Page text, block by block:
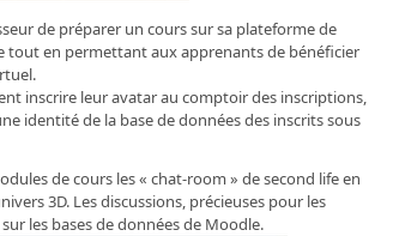
de préparer un cours sur sa plateforme de
tout en permettant aux apprenants de bénéficier
inscrire leur avatar au comptoir des inscriptions,
identité de la base de données des inscrits sous
de cours les « chat-room » de second life en
3D. Les discussions, précieuses pour les
les bases de données de Moodle.